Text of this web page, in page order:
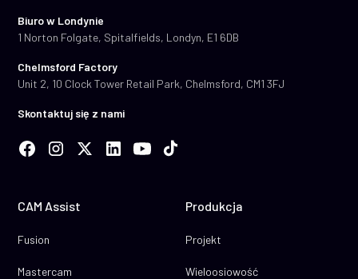
Biuro w Londynie
1 Norton Folgate, Spitalfields, Londyn, E1 6DB
Chelmsford Factory
Unit 2, 10 Clock Tower Retail Park, Chelmsford, CM1 3FJ
Skontaktuj się z nami
CAM Assist
Fusion
Mastercam
Produkcja
Projekt
Wieloosiowość